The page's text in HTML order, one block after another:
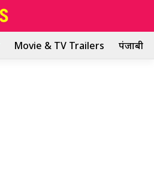
Movie & TV Trailers पंजाबी